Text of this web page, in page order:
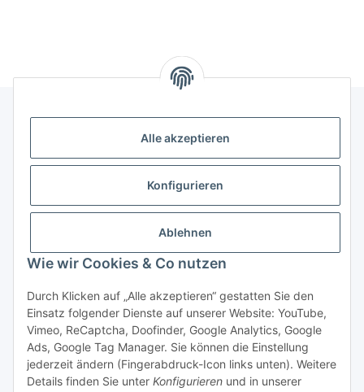
Alle akzeptieren
Konfigurieren
Ablehnen
Wie wir Cookies & Co nutzen
Durch Klicken auf „Alle akzeptieren“ gestatten Sie den
Einsatz folgender Dienste auf unserer Website: YouTube,
Vimeo, ReCaptcha, Doofinder, Google Analytics, Google
Ads, Google Tag Manager. Sie können die Einstellung
jederzeit ändern (Fingerabdruck-Icon links unten). Weitere
Details finden Sie unter Konfigurieren und in unserer
Gesetzliche Informationen
Bestellung wiederrufen
* Alle Preise inkl. gesetzlicher USt., zzgl.Versand